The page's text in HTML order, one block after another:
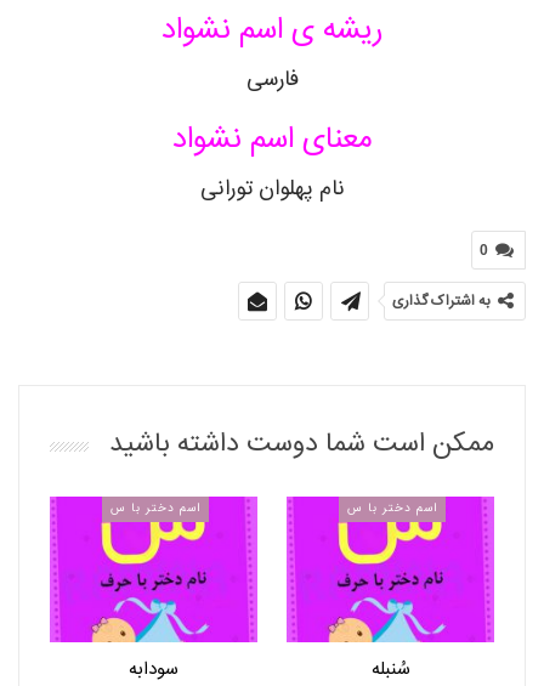
ریشه ی اسم نشواد
فارسی
معنای اسم نشواد
نام پهلوان تورانی
0
به اشتراک گذاری
ممکن است شما دوست داشته باشید
اسم دختر با س
سُنبله
اسم دختر با س
سودابه